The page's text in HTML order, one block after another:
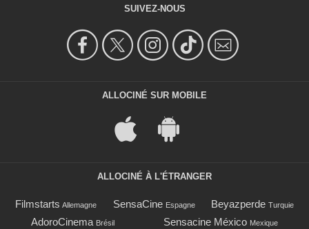
SUIVEZ-NOUS
ALLOCINÉ SUR MOBILE
ALLOCINÉ À L'ÉTRANGER
Filmstarts Allemagne SensaCine Espagne Beyazperde Turquie
AdoroCinema Brésil Sensacine México Mexique